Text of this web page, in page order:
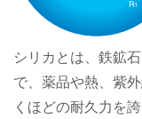
シリカとは、鉄鉱
で、薬品や熱、紫
くほどの耐久力を誇